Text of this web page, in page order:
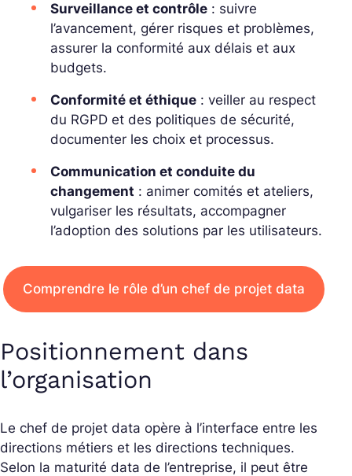
Surveillance et contrôle : suivre
l’avancement, gérer risques et problèmes,
assurer la conformité aux délais et aux
budgets.
Conformité et éthique : veiller au respect
du RGPD et des politiques de sécurité,
documenter les choix et processus.
Communication et conduite du
changement : animer comités et ateliers,
vulgariser les résultats, accompagner
l’adoption des solutions par les utilisateurs.
Comprendre le rôle d’un chef de projet data
Positionnement dans
l’organisation
Le chef de projet data opère à l’interface entre les
directions métiers et les directions techniques.
Selon la maturité data de l’entreprise, il peut être